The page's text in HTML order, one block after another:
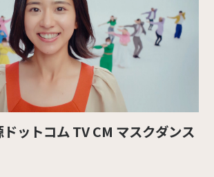
ットコム TV CM マスクダンス